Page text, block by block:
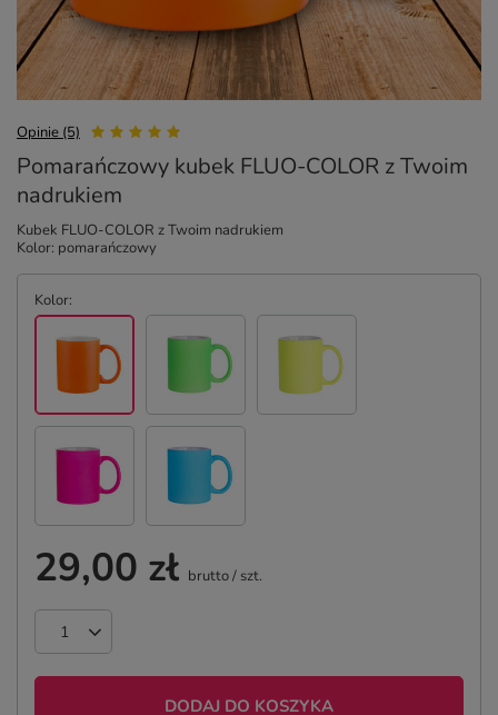
Opinie (5)
Pomarańczowy kubek FLUO-COLOR z Twoim
nadrukiem
Kubek FLUO-COLOR z Twoim nadrukiem
Kolor: pomarańczowy
Kolor
29,00 zł brutto/ szt.
DODAJ DO KOSZYKA